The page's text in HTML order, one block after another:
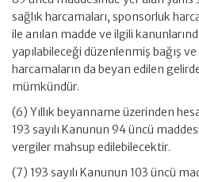
sağlık harcamaları, sponsorluk
ile anılan madde ve ilgili
yapılabileceği düzenlenmiş bağış ve
harcamaların da beyan edilen
mümkündür.
(6) Yıllık beyanname üzerinden
193 sayılı Kanunun 94 üncü
vergiler mahsup edilebilecektir.
(7) 193 sayılı Kanunun 103 üncü